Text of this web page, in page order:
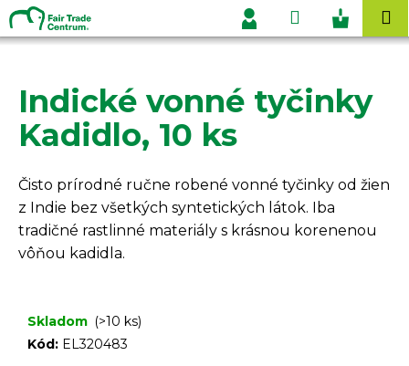
Prejsť
na
obsah
Hľadať
Prihlásenie
Indické vonné tyčinky
Kadidlo, 10 ks
Čisto prírodné ručne robené vonné tyčinky od žien
z Indie bez všetkých syntetických látok. Iba
tradičné rastlinné materiály s krásnou korenenou
vôňou kadidla.
Skladom (>10 ks)
Kód: EL320483
K
o
Späť
Späť
Č
o
p
o
t
r
e
b
e